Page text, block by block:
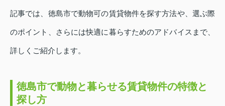
記事では、徳島市で動物可の賃貸物件を探す方法や、選ぶ際
のポイント、さらには快適に暮らすためのアドバイスまで、
詳しくご紹介します。
徳島市で動物と暮らせる賃貸物件の特徴と
探し方